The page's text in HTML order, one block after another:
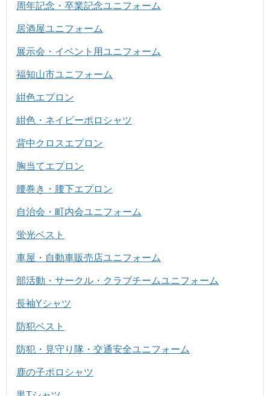
周年記念・卒業記念ユニフォーム
居酒屋ユニフォーム
展示会・イベント用ユニフォーム
福知山市ユニフォーム
紺色エプロン
紺色・ネイビーポロシャツ
背中クロスエプロン
胸当てエプロン
腰巻き・腰下エプロン
自治会・町内会ユニフォーム
蛍光ベスト
車屋・自動車販売店ユニフォーム
部活動・サークル・クラブチームユニフォーム
長袖Yシャツ
防犯ベスト
防犯・見守り隊・交通安全ユニフォーム
鹿の子ポロシャツ